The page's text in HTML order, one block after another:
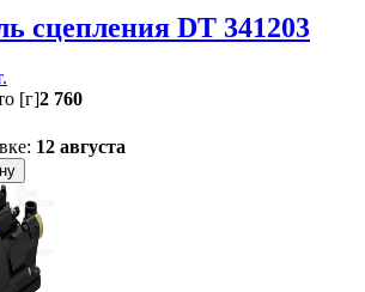
сцепления DT 341203
[г]2 760
12 августа